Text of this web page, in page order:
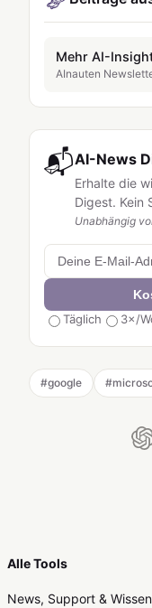
Mehr AI-
AInauten
📬AI-News
Erhalte die
Digest. Kein
Unabhängig
Täglich
3×/
#google #
Alle Tools
News, Support & Wissen